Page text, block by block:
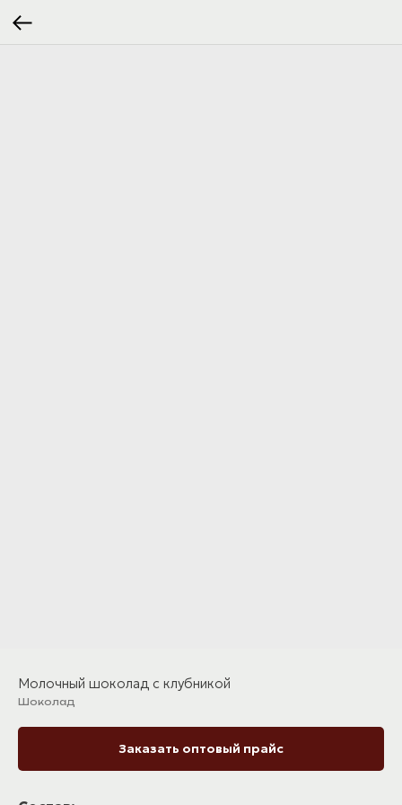
Молочный шоколад с клубникой
Шоколад
Заказать оптовый прайс